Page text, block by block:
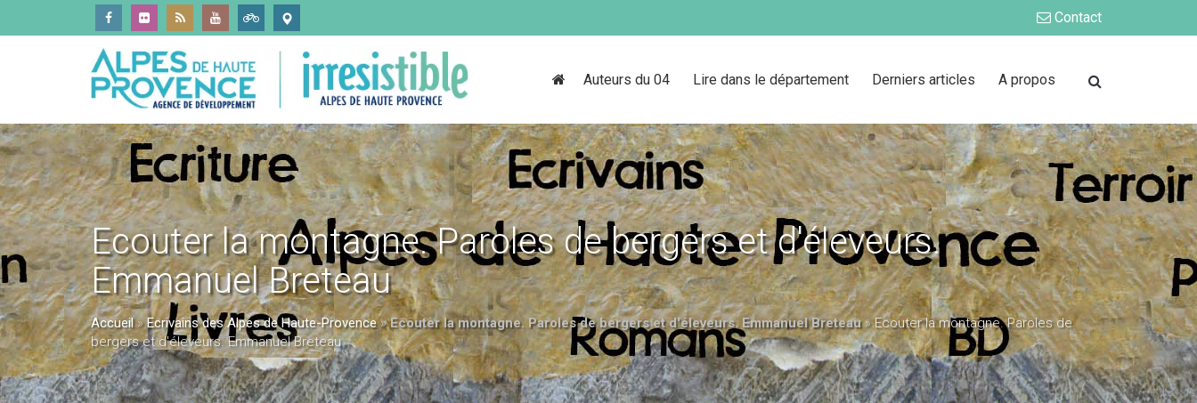
Contact
Auteurs du 04 Lire dans le département Derniers articles A propos
Ecouter la montagne. Paroles de bergers et d'éleveurs.
Emmanuel Breteau
Accueil»Ecrivains des Alpes de Haute-Provence»Ecouter la montagne. Paroles de bergers et d'éleveurs. Emmanuel Breteau»Ecouter la montagne. Paroles de
bergers et d'éleveurs. Emmanuel Breteau